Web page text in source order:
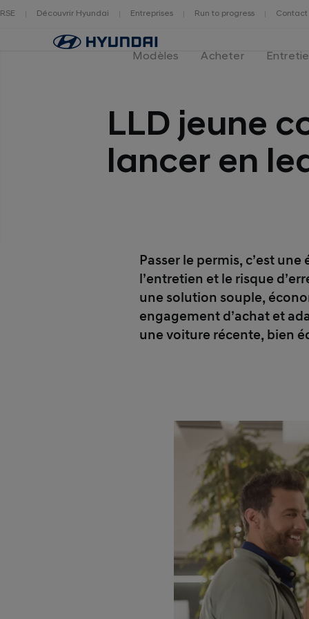
RSE Découvrir Hyundai Entreprises Run to progress Contact
Page
d'accueil
Modèles Acheter
LLD jeune
lancer en
Passer le permis, c’est
l’entretien et le risque
une solution souple,
engagement d’achat et
une voiture récente, bien